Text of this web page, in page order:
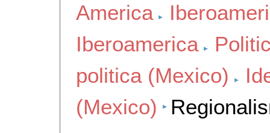
America
Iberoamerica
politica (Mexico)
(Mexico)